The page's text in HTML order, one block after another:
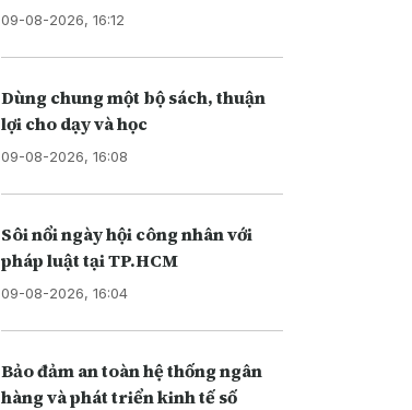
09-08-2026, 16:12
Dùng chung một bộ sách, thuận
lợi cho dạy và học
09-08-2026, 16:08
Sôi nổi ngày hội công nhân với
pháp luật tại TP.HCM
09-08-2026, 16:04
Bảo đảm an toàn hệ thống ngân
hàng và phát triển kinh tế số